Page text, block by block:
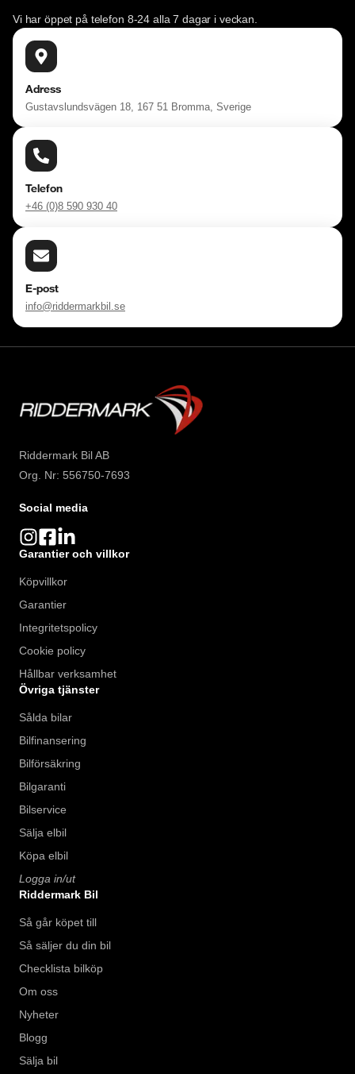
Vi har öppet på telefon 8-24 alla 7 dagar i veckan.
Adress
Gustavslundsvägen 18, 167 51 Bromma, Sverige
Telefon
+46 (0)8 590 930 40
E-post
info@riddermarkbil.se
Riddermark Bil AB
Org. Nr: 556750-7693
Social media
Garantier och villkor
Köpvillkor
Garantier
Integritetspolicy
Cookie policy
Hållbar verksamhet
Övriga tjänster
Sålda bilar
Bilfinansering
Bilförsäkring
Bilgaranti
Bilservice
Sälja elbil
Köpa elbil
Logga in/ut
Riddermark Bil
Så går köpet till
Så säljer du din bil
Checklista bilköp
Om oss
Nyheter
Blogg
Sälja bil